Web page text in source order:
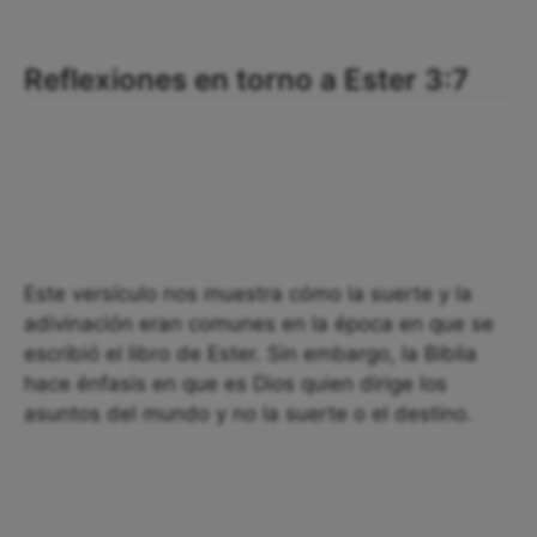
Reflexiones en torno a Ester 3:7
Este versículo nos muestra cómo la suerte y la
adivinación eran comunes en la época en que se
escribió el libro de Ester. Sin embargo, la Biblia
hace énfasis en que es Dios quien dirige los
asuntos del mundo y no la suerte o el destino.